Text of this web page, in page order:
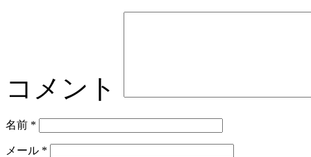
コメント
名前 *
メール *